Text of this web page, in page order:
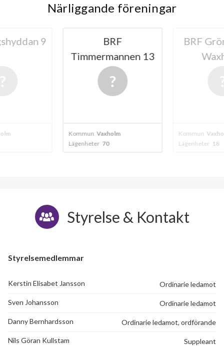
Närliggande föreningar
9
BRF
Timmermannen 13
Kommun Vaxholm
Lägenheter 70
BRF
Kommun
Lägenheter 18
Styrelse & Kontakt
Styrelsemedlemmar
Kerstin Elisabet Jansson Ordinarie ledamot
Sven Johansson Ordinarie ledamot
Danny Bernhardsson Ordinarie ledamot, ordförande
Nils Göran Kullstam Suppleant